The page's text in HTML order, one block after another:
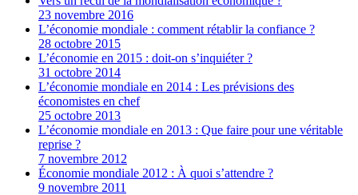
23 novembre 2016
L’économie mondiale : comment rétablir la confiance ?
28 octobre 2015
L’économie en 2015 : doit-on s’inquiéter ?
31 octobre 2014
L’économie mondiale en 2014 : Les prévisions des
économistes en chef
25 octobre 2013
L’économie mondiale en 2013 : Que faire pour une véritable
reprise ?
7 novembre 2012
Économie mondiale 2012 : À quoi s’attendre ?
9 novembre 2011